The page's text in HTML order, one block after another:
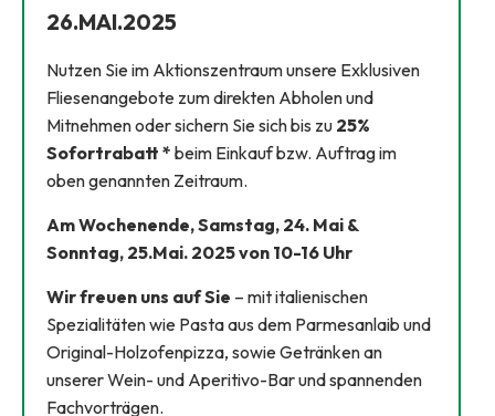
26.MAI.2025
Nutzen Sie im Aktionszentraum unsere Exklusiven
Fliesenangebote zum direkten Abholen und
Mitnehmen oder sichern Sie sich bis zu 25%
Sofortrabatt * beim Einkauf bzw. Auftrag im
oben genannten Zeitraum.
Am Wochenende, Samstag, 24. Mai &
Sonntag, 25.Mai. 2025 von 10-16 Uhr
Wir freuen uns auf Sie – mit italienischen
Spezialitäten wie Pasta aus dem Parmesanlaib und
Original-Holzofenpizza, sowie Getränken an
unserer Wein- und Aperitivo-Bar und spannenden
Fachvorträgen.